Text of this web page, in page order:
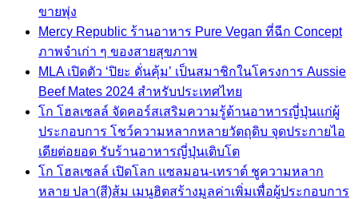
ขายพุ่ง
Mercy Republic ร้านอาหาร Pure Vegan ที่ฉีก Concept
ภาพจำเก่า ๆ ของสายสุขภาพ
MLA เปิดตัว ‘ปิยะ ดั่นคุ้ม’ เป็นสมาชิกในโครงการ Aussie
Beef Mates 2024 สำหรับประเทศไทย
โก โฮลเซลล์ จัดคอร์สเสริมความรู้ด้านอาหารญี่ปุ่นแก่ผู้
ประกอบการ โชว์ความหลากหลายวัตถุดิบ จุดประกายไอ
เดียต่อยอด รับร้านอาหารญี่ปุ่นเติบโต
โก โฮลเซลล์ เปิดโลก แซลมอน-เทราต์ ชูความหลาก
หลาย ปลา(สี)ส้ม เมนูฮิตสร้างมูลค่าเพิ่มเพื่อผู้ประกอบการ